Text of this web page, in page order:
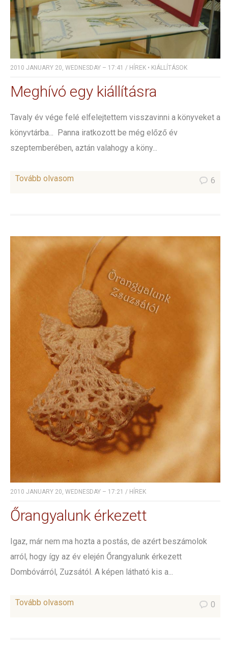
2010 JANUARY 20, WEDNESDAY – 17:41 / HÍREK • KIÁLLÍTÁSOK
Meghívó egy kiállításra
Tavaly év vége felé elfelejtettem visszavinni a könyveket a
könyvtárba... Panna iratkozott be még előző év
szeptemberében, aztán valahogy a köny...
Tovább olvasom 6
2010 JANUARY 20, WEDNESDAY – 17:21 / HÍREK
Őrangyalunk érkezett
Igaz, már nem ma hozta a postás, de azért beszámolok
arról, hogy így az év elején Őrangyalunk érkezett
Dombóvárról, Zuzsától. A képen látható kis a...
Tovább olvasom 0